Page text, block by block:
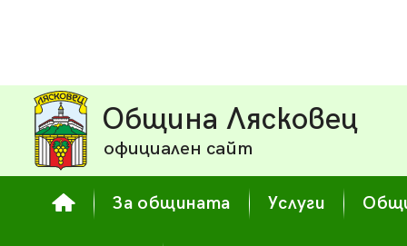
Община Лясковец
официален сайт
За общината Услуги